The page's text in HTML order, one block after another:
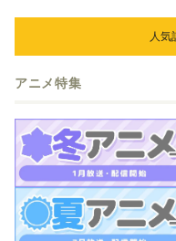
人気
アニメ特集